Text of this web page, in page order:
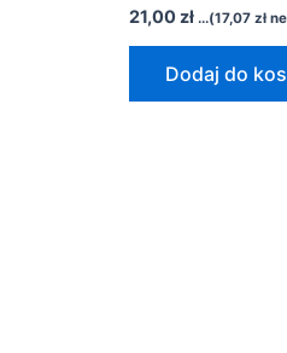
21,00 zł ...(17,07 zł
Dodaj do